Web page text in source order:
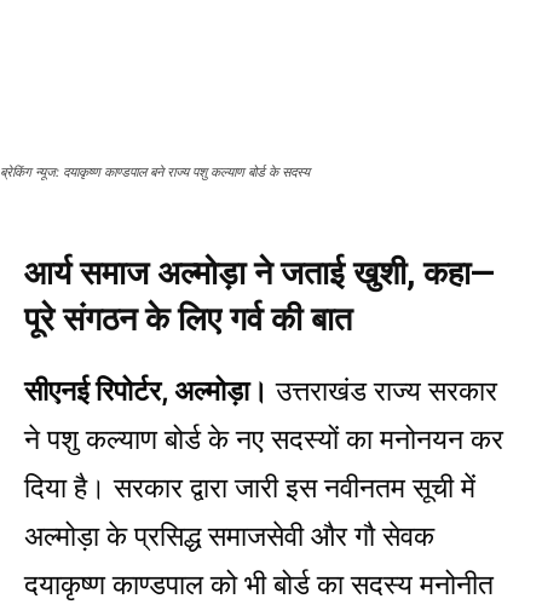
ब्रेकिंग न्यूज: दयाकृष्ण काण्डपाल बने राज्य पशु कल्याण बोर्ड के सदस्य
आर्य समाज अल्मोड़ा ने जताई खुशी, कहा—
पूरे संगठन के लिए गर्व की बात
सीएनई रिपोर्टर, अल्मोड़ा। उत्तराखंड राज्य सरकार
ने पशु कल्याण बोर्ड के नए सदस्यों का मनोनयन कर
दिया है। सरकार द्वारा जारी इस नवीनतम सूची में
अल्मोड़ा के प्रसिद्ध समाजसेवी और गौ सेवक
दयाकृष्ण काण्डपाल को भी बोर्ड का सदस्य मनोनीत